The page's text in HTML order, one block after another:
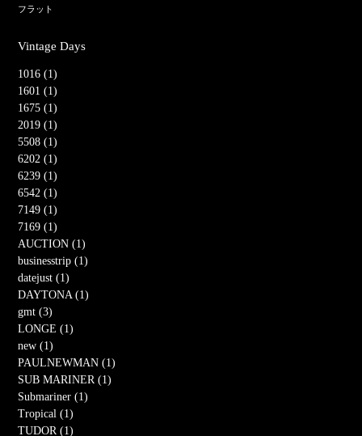
フラット
Vintage Days
1016 (1)
1601 (1)
1675 (1)
2019 (1)
5508 (1)
6202 (1)
6239 (1)
6542 (1)
7149 (1)
7169 (1)
AUCTION (1)
businesstrip (1)
datejust (1)
DAYTONA (1)
gmt (3)
LONGE (1)
new (1)
PAULNEWMAN (1)
SUB MARINER (1)
Submariner (1)
Tropical (1)
TUDOR (1)